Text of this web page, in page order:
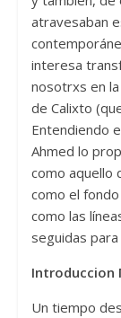
atravesaban
interesa
nosotrxs en
de Calixto
Entendiendo
Ahmed lo
como aquello
como el
como las
seguidas
Introduccion
Un tiempo